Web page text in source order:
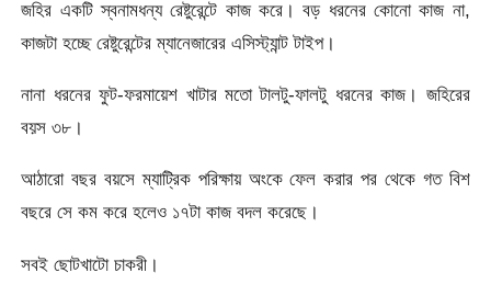
জহির একটি স্বনামধন্য রেষ্টুরেন্টে কাজ করে। বড় ধরনের কোনো কাজ না,
কাজটা হচ্ছে রেষ্টুরেন্টের ম্যানেজারের এসিস্ট্যান্ট টাইপ।
নানা ধরনের ফুট-ফরমায়েশ খাটার মতো টালটু-ফালটু ধরনের কাজ। জহিরের
বয়স ৩৮।
আঠারো বছর বয়সে ম্যাট্রিক পরিক্ষায় অংকে ফেল করার পর থেকে গত বিশ
বছরে সে কম করে হলেও ১৭টা কাজ বদল করেছে।
সবই ছোটখাটো চাকরী।